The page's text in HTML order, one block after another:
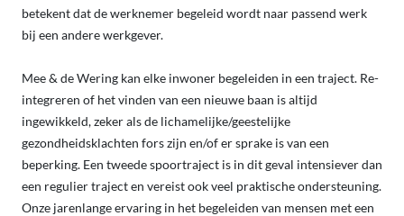
betekent dat de werknemer begeleid wordt naar passend werk
bij een andere werkgever.
Mee & de Wering kan elke inwoner begeleiden in een traject. Re-
integreren of het vinden van een nieuwe baan is altijd
ingewikkeld, zeker als de lichamelijke/geestelijke
gezondheidsklachten fors zijn en/of er sprake is van een
beperking. Een tweede spoortraject is in dit geval intensiever dan
een regulier traject en vereist ook veel praktische ondersteuning.
Onze jarenlange ervaring in het begeleiden van mensen met een